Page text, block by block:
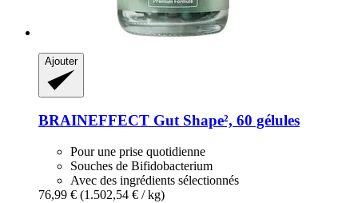
Ajouter
BRAINEFFECT Gut Shape², 60 gélules
Pour une prise quotidienne
Souches de Bifidobacterium
Avec des ingrédients sélectionnés
76,99 € (1.502,54 € / kg)